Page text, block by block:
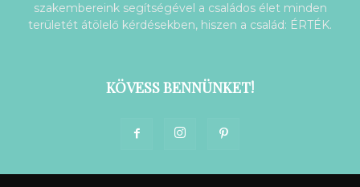
szakembereink segítségével a családos élet minden
területét átölelő kérdésekben, hiszen a család: ÉRTÉK.
KÖVESS BENNÜNKET!